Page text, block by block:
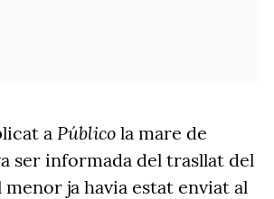
a Público la mare de
ser informada del trasllat del
menor ja havia estat enviat al